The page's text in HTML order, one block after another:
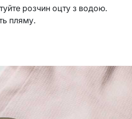
розчин оцту з водою.
пляму.